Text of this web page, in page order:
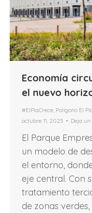
Economía
el nuevo
#ElPlaCrece Polígono El
octubre 11, 2025
Deja
El Parque
un modelo de
el entorno,
eje central. Con
tratamiento
de zonas